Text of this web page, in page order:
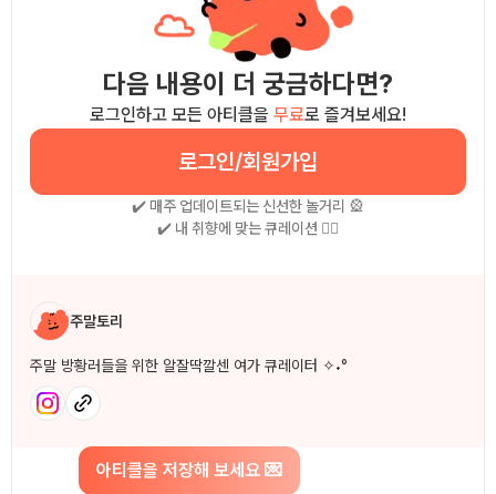
다음 내용이 더 궁금하다면?
로그인하고 모든 아티클을 무료로 즐겨보세요!
로그인/회원가입
✔️ 매주 업데이트되는 신선한 놀거리 🎡
✔️ 내 취향에 맞는 큐레이션 🧚‍♀
작성자 소개
주말토리
주말 방황러들을 위한 알잘딱깔센 여가 큐레이터 ✧˖°
아티클을 저장해 보세요 💌